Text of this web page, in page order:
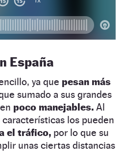
España
ya que pesan más
sumado a sus grandes
poco manejables. Al
los pueden
el tráfico, por lo que su
unas ciertas distancias